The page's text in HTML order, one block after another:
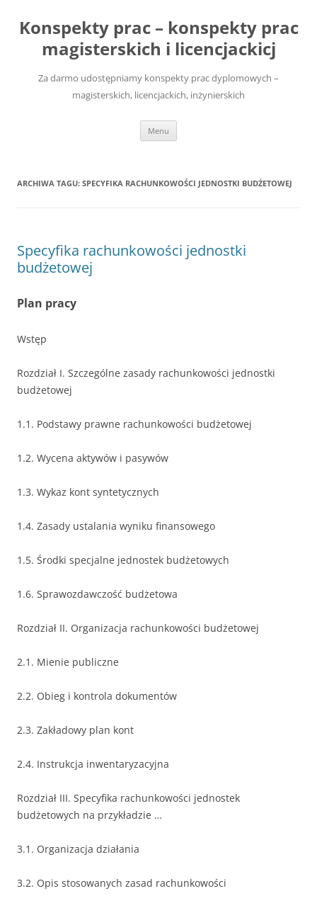
treści
Konspekty prac – konspekty prac
magisterskich i licencjackicj
Za darmo udostępniamy konspekty prac dyplomowych –
magisterskich, licencjackich, inżynierskich
Menu
ARCHIWA TAGU: SPECYFIKA RACHUNKOWOŚCI JEDNOSTKI BUDŻETOWEJ
Specyfika rachunkowości jednostki
budżetowej
Plan pracy
Wstęp
Rozdział I. Szczególne zasady rachunkowości jednostki
budżetowej
1.1. Podstawy prawne rachunkowości budżetowej
1.2. Wycena aktywów i pasywów
1.3. Wykaz kont syntetycznych
1.4. Zasady ustalania wyniku finansowego
1.5. Środki specjalne jednostek budżetowych
1.6. Sprawozdawczość budżetowa
Rozdział II. Organizacja rachunkowości budżetowej
2.1. Mienie publiczne
2.2. Obieg i kontrola dokumentów
2.3. Zakładowy plan kont
2.4. Instrukcja inwentaryzacyjna
Rozdział III. Specyfika rachunkowości jednostek
budżetowych na przykładzie …
3.1. Organizacja działania
3.2. Opis stosowanych zasad rachunkowości